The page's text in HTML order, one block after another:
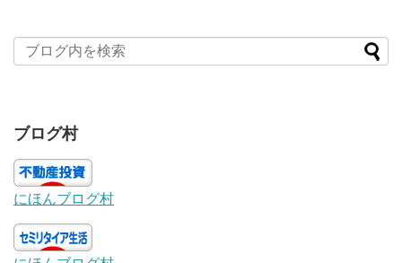
ブログ村
にほんブログ村